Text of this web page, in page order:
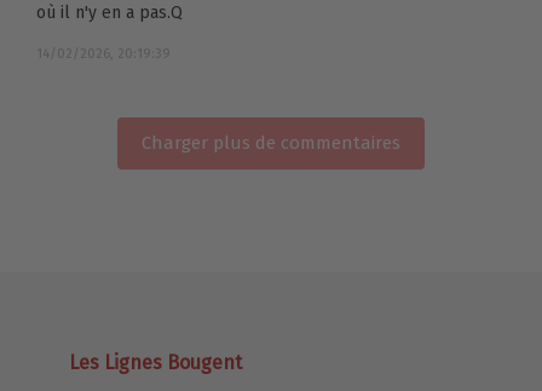
où il n'y en a pas.Q
14/02/2026, 20:19:39
Charger plus de commentaires
Les Lignes Bougent